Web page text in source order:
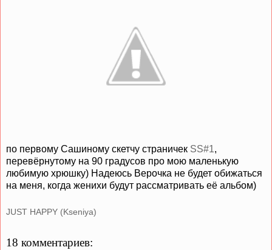
по первому Сашиному скетчу страничек SS#1,
перевёрнутому на 90 градусов про мою маленькую
любимую хрюшку) Надеюсь Верочка не будет обижаться
на меня, когда женихи будут рассматривать её альбом)
JUST HAPPY (Kseniya)
18 комментариев: